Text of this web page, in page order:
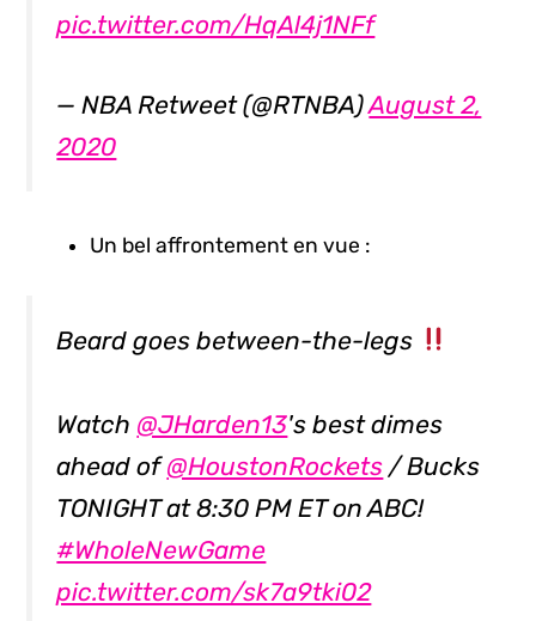
pic.twitter.com/HqAl4j1NFf
— NBA Retweet (@RTNBA)August 2,
2020
Un bel affrontement en vue :
Beard goes between-the-legs
Watch @JHarden13's best dimes
ahead of@HoustonRockets / Bucks
TONIGHT at 8:30 PM ET on ABC!
#WholeNewGame
pic.twitter.com/sk7a9tki02